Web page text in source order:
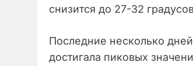
снизится до 27-32
Последние несколько
достигала пиковых